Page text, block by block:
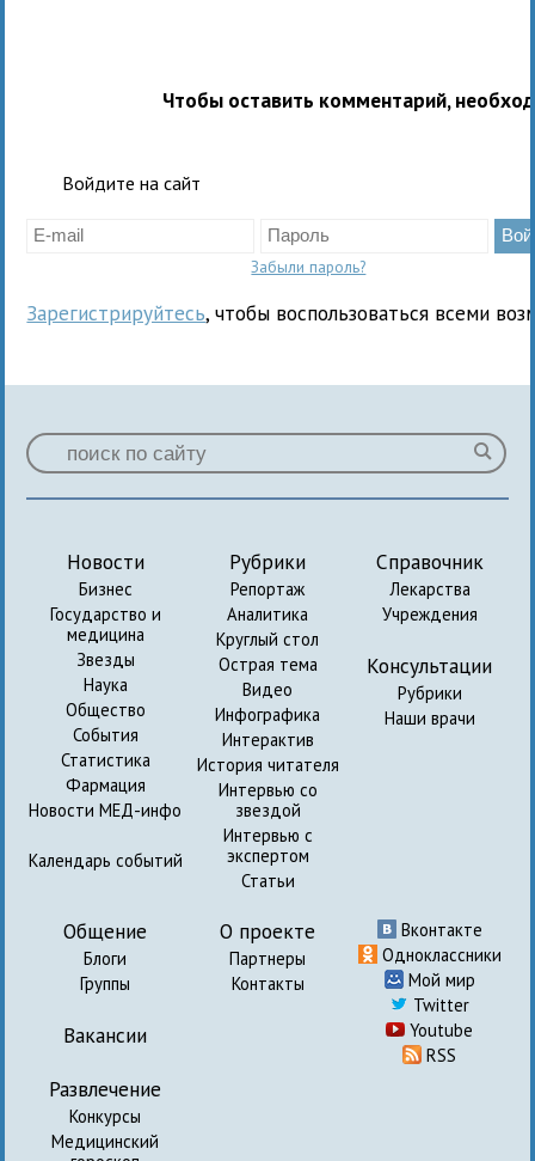
Чтобы оставить комментарий,
Войдите на сайт
Забыли пароль?
Зарегистрируйтесь, чтобы воспользоваться всеми
Новости
Бизнес
Государство и
медицина
Звезды
Наука
Общество
События
Статистика
Фармация
Новости МЕД-инфо
Календарь событий
Рубрики
Репортаж
Аналитика
Круглый стол
Острая тема
Видео
Инфографика
Интерактив
История читателя
Интервью со
звездой
Интервью с
экспертом
Статьи
Справочник
Лекарства
Учреждения
Консультации
Рубрики
Наши врачи
Общение
Блоги
Группы
Вакансии
Развлечение
Конкурсы
Медицинский
О проекте
Партнеры
Контакты
Вконтакте
Одноклассники
Мой мир
Twitter
Youtube
RSS